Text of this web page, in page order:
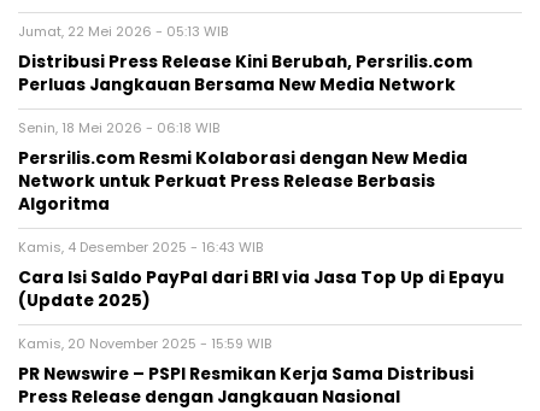
Jumat, 22 Mei 2026 - 05:13 WIB
Distribusi Press Release Kini Berubah, Persrilis.com
Perluas Jangkauan Bersama New Media Network
Senin, 18 Mei 2026 - 06:18 WIB
Persrilis.com Resmi Kolaborasi dengan New Media
Network untuk Perkuat Press Release Berbasis
Algoritma
Kamis, 4 Desember 2025 - 16:43 WIB
Cara Isi Saldo PayPal dari BRI via Jasa Top Up di Epayu
(Update 2025)
Kamis, 20 November 2025 - 15:59 WIB
PR Newswire – PSPI Resmikan Kerja Sama Distribusi
Press Release dengan Jangkauan Nasional